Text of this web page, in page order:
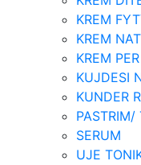
KREM
KREM
KREM
KUJDESI
KUNDER
PASTRIM/
SERUM
UJE